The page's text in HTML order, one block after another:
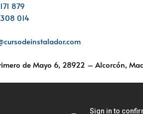
879
014
de Mayo 6, 28922 – Alcorcón,